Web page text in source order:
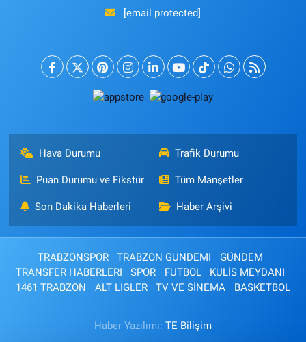
[email protected]
Hava Durumu Trafik Durumu
Puan Durumu ve Fikstür Tüm Manşetler
Son Dakika Haberleri Haber Arşivi
TRABZONSPOR TRABZON GUNDEMI
GÜNDEM
TRANSFER HABERLERI
SPOR FUTBOL
KULİS MEYDANI
1461 TRABZON
ALT LIGLER TV VE SİNEMA BASKETBOL
Haber Yazılımı: TE Bilişim